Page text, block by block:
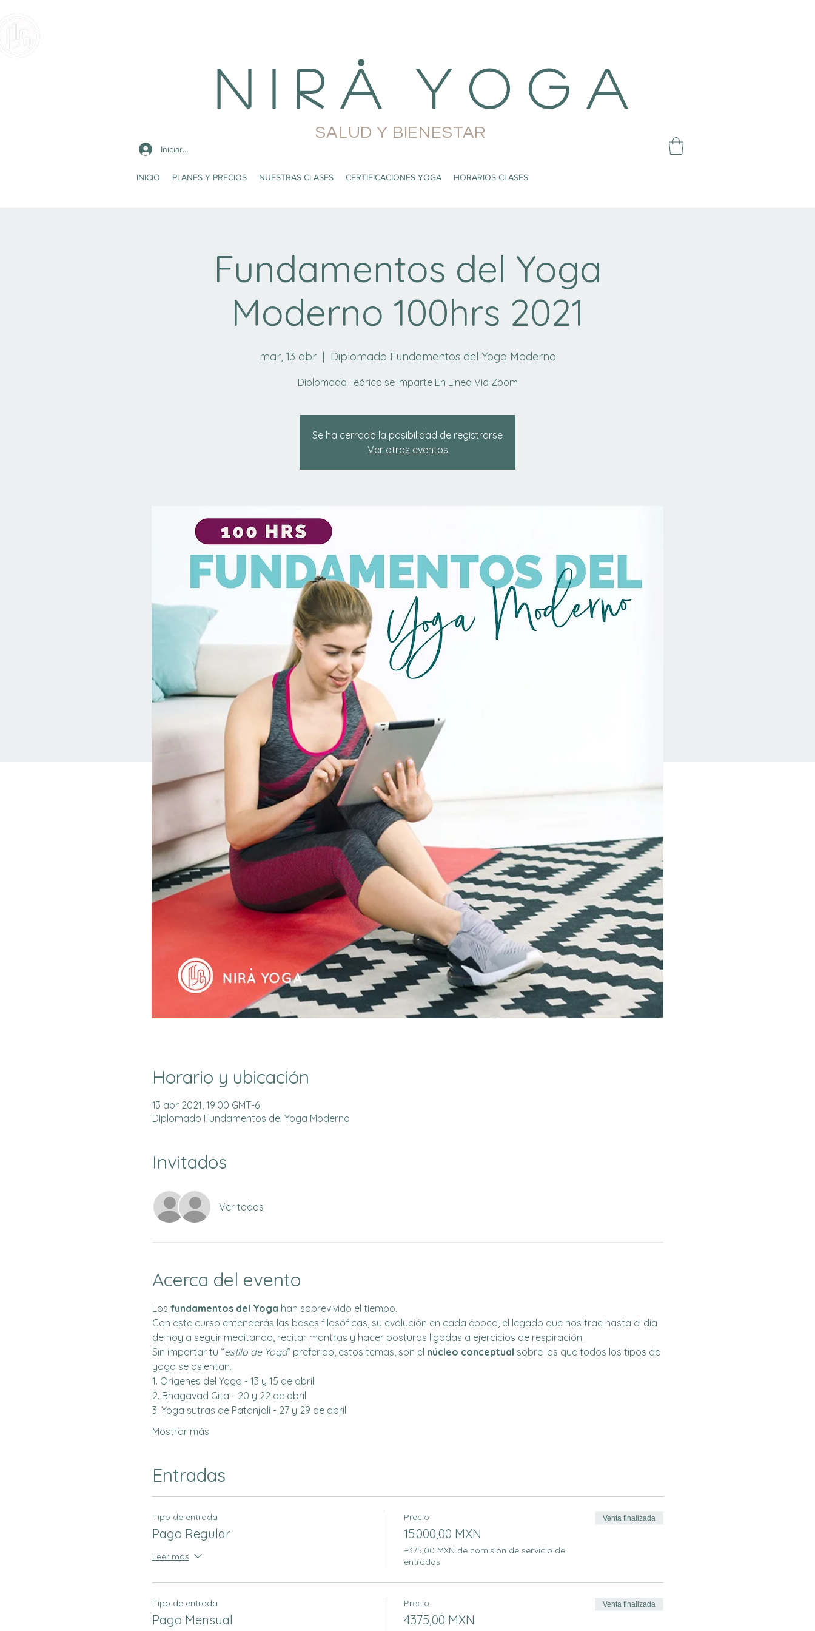
N i r å Y o g a
Iniciar sesión
INICIO PLANES Y PRECIOS NUESTRAS CLASES CERTIFICACIONES YOGA HORARIOS CLASES
SALUD Y BIENESTAR
Fundamentos del Yoga
Moderno 100hrs 2021
mar, 13 abr
  |
Diplomado Fundamentos del Yoga Moderno
Diplomado Teórico se Imparte En Linea Via Zoom
Se ha cerrado la posibilidad de registrarse
Ver otros eventos
Horario y ubicación
13 abr 2021, 19:00 GMT-6
Diplomado Fundamentos del Yoga Moderno
Invitados
Ver todos
Acerca del evento
Los fundamentos del Yoga han sobrevivido el tiempo.
Con este curso entenderás las bases filosóficas, su evolución en cada época, el legado que nos trae hasta el día
de hoy a seguir meditando, recitar mantras y hacer posturas ligadas a ejercicios de respiración.
Sin importar tu “estilo de Yoga” preferido, estos temas, son el núcleo conceptual sobre los que todos los tipos de
yoga se asientan.
1. Origenes del Yoga - 13 y 15 de abril
2. Bhagavad Gita - 20 y 22 de abril
3. Yoga sutras de Patanjali - 27 y 29 de abril
Mostrar más
Entradas
Tipo de entrada
Pago Regular
Leer más
Precio
15.000,00 MXN
+375,00 MXN de comisión de servicio de
entradas
Venta finalizada
Tipo de entrada
Pago Mensual
Precio
4375,00 MXN
Venta finalizada